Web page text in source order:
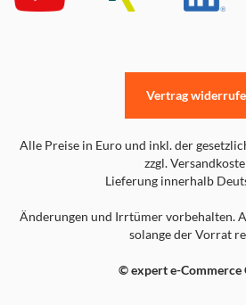
Alle Preise in Euro und inkl. der
zzgl.
Lieferung innerhalb
Änderungen und Irrtümer vorbehalten.
solange der Vorrat
© expert e-Commerce
Vertrag